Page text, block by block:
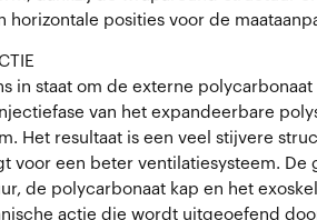
posities voor de
in staat om de externe polycarbonaat
van het expandeerbare
Het resultaat is een veel stijvere
voor een beter ventilatiesysteem. De
de polycarbonaat kap en het
actie die wordt uitgeoefend